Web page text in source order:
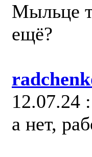
Мыльце
ещё?
12.07.24
а нет,